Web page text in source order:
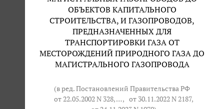
ОБЪЕКТОВ КАПИТАЛЬНОГО
СТРОИТЕЛЬСТВА, И ГАЗОПРОВОДОВ,
ПРЕДНАЗНАЧЕННЫХ ДЛЯ
ТРАНСПОРТИРОВКИ ГАЗА ОТ
МЕСТОРОЖДЕНИЙ ПРИРОДНОГО ГАЗА ДО
МАГИСТРАЛЬНОГО ГАЗОПРОВОДА
(в ред. Постановлений Правительства РФ
от 22.05.2002 N 328, … , от 30.11.2022 N 2187,